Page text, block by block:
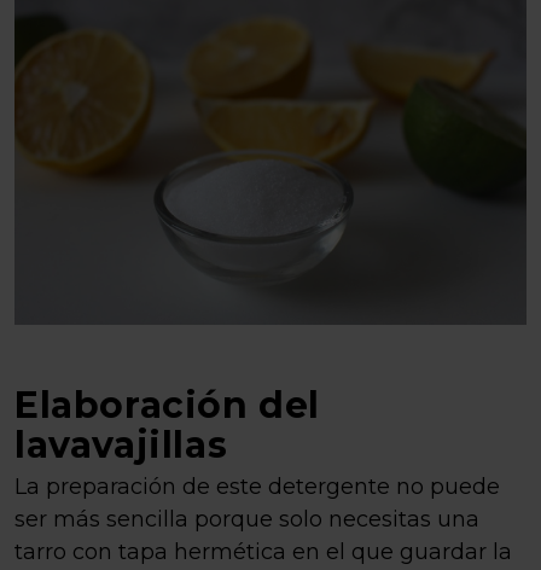
Elaboración del
lavavajillas
La preparación de este detergente no puede
ser más sencilla porque solo necesitas una
tarro con tapa hermética en el que guardar la